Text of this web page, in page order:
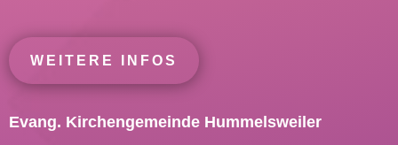
WEITERE INFOS
Evang. Kirchengemeinde Hummelsweiler